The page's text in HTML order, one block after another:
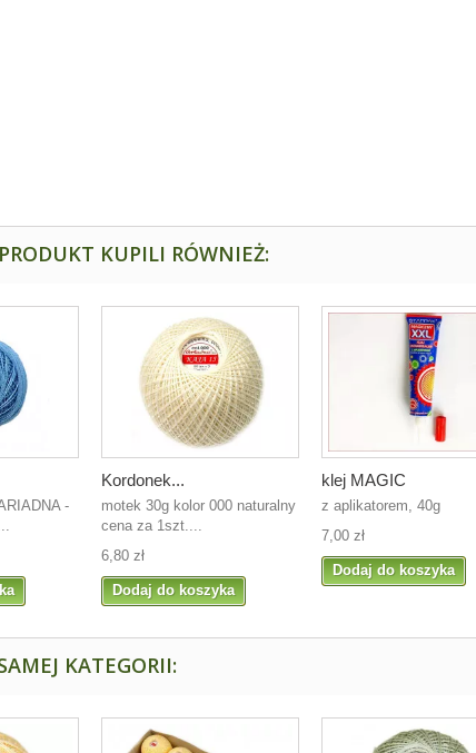
KUPILI RÓWNIEŻ:
-
Kordonek...
motek 30g kolor 000 naturalny
cena za 1szt. ...
6,80 zł
Dodaj do koszyka
klej MAGIC
z aplikatorem, 40g
7,00 zł
Dodaj do koszyka
KATEGORII: